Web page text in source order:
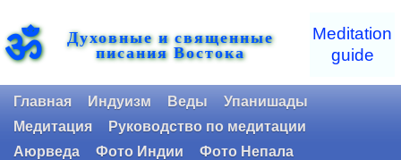
ॐ Духовные и священные
писания Востока
Meditation
guide
Главная Индуизм Веды
Упанишады
Медитация
Руководство по медитации
Аюрведа
Фото Индии Фото Непала